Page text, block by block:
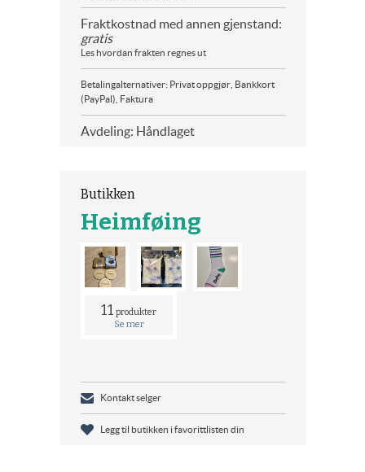
Fraktkostnad med annen gjenstand:
gratis
Les hvordan frakten regnes ut
Betalingalternativer: Privat oppgjør, Bankkort
(PayPal), Faktura
Avdeling: Håndlaget
Butikken
Heimføing
11 produkter
Se mer
Kontakt selger
Legg til butikken i favorittlisten din